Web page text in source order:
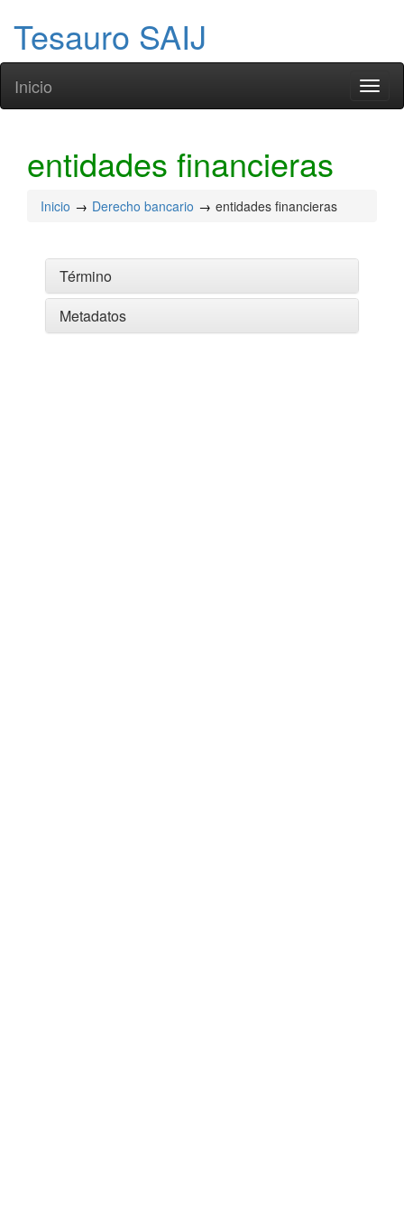
Tesauro SAIJ
Inicio
entidades financieras
Inicio Derecho bancario entidades financieras
Término
Metadatos